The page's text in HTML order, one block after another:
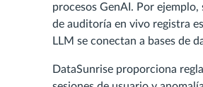
procesos GenAI. Por
de auditoría en vivo registra
LLM se conectan a bases de
DataSunrise proporciona